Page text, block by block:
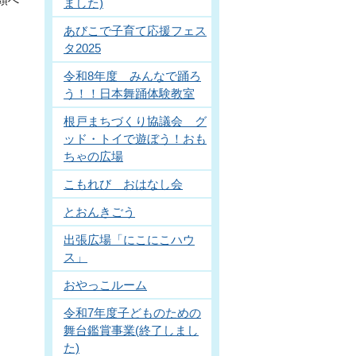
ました)
あびこで子育て応援フェス
タ2025
令和8年度 みんなで踊ろ
う！！日本舞踊体験教室
根戸まちづくり協議会 グ
ッド・トイで遊ぼう！おも
ちゃの広場
こもれび おはなし会
とおんきごう
出張広場「にこにこハウ
ス」
おやっこルーム
令和7年度子どものための
舞台鑑賞事業(終了しまし
た)